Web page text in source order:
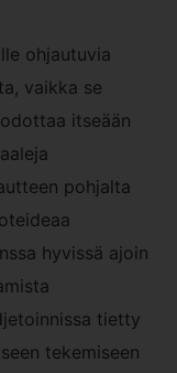
ohjautuvia
vaikka se
itseään
pohjalta
hyvissä ajoin
tietty
tekemiseen